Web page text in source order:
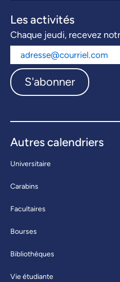
Les activités
Chaque jeudi, recevez
S'abonner
Autres calendriers
Universitaire
Carabins
Facultaires
Bourses
Bibliothèques
Vie étudiante